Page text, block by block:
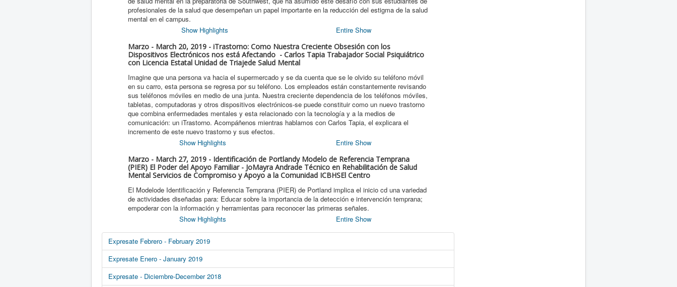
profesionales de la salud que desempeñan un papel importante en la reducción del estigma de la salud
mental en el campus.
Show Highlights
Entire Show
Marzo - March 20, 2019 - iTrastorno: Como Nuestra Creciente Obsesión con los
Dispositivos Electrónicos nos está Afectando - Carlos Tapia Trabajador Social Psiquiátrico
con Licencia Estatal Unidad de Triajede Salud Mental
Imagine que una persona va hacia el supermercado y se da cuenta que se le olvido su teléfono móvil
en su carro, esta persona se regresa por su teléfono. Los empleados están constantemente revisando
sus teléfonos móviles en medio de una junta. Nuestra creciente dependencia de los teléfonos móviles,
tabletas, computadoras y otros dispositivos electrónicos-se puede constituir como un nuevo trastorno
que combina enfermedades mentales y esta relacionado con la tecnología y a la medios de
comunicación: un iTrastorno. Acompáñenos mientras hablamos con Carlos Tapia, el explicara el
incremento de este nuevo trastorno y sus efectos.
Show Highlights
Entire Show
Marzo - March 27, 2019 - Identificación de Portlandy Modelo de Referencia Temprana
(PIER) El Poder del Apoyo Familiar - JoMayra Andrade Técnico en Rehabilitación de Salud
Mental Servicios de Compromiso y Apoyo a la Comunidad ICBHSEl Centro
El Modelode Identificación y Referencia Temprana (PIER) de Portland implica el inicio cd una variedad
de actividades diseñadas para: Educar sobre la importancia de la detección e intervención temprana;
empoderar con la información y herramientas para reconocer las primeras señales.
Show Highlights
Entire Show
Expresate Febrero - February 2019
Expresate Enero - January 2019
Expresate - Diciembre-December 2018